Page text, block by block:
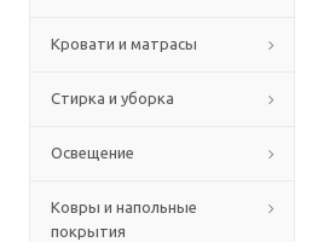
Кровати и матрасы
Стирка и уборка
Освещение
Ковры и напольные
покрытия